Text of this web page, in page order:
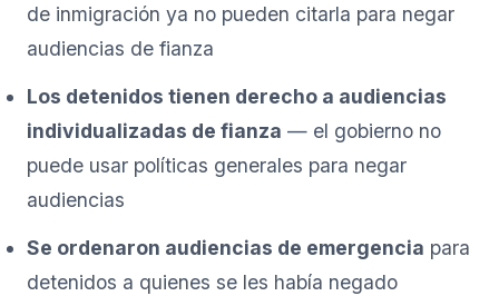
de inmigración ya no pueden citarla para negar
audiencias de fianza
Los detenidos tienen derecho a audiencias
individualizadas de fianza — el gobierno no
puede usar políticas generales para negar
audiencias
Se ordenaron audiencias de emergencia para
detenidos a quienes se les había negado